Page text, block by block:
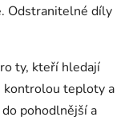
Odstranitelné díly
ty, kteří hledají
kontrolou teploty a
pohodlnější a